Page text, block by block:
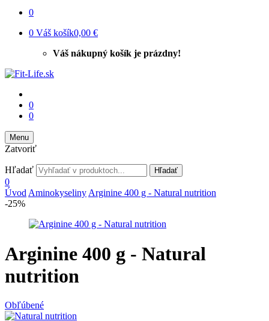
0
0 Váš košík0,00 €
Váš nákupný košík je prázdny!
0
0
Menu
Zatvoriť
Hľadať Hľadať
0
Úvod Aminokyseliny Arginine 400 g - Natural nutrition
-25%
Arginine 400 g - Natural
nutrition
Obľúbené